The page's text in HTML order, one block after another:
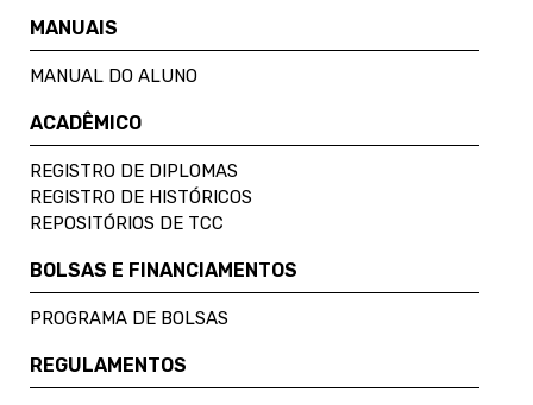
MANUAIS
MANUAL DO ALUNO
ACADÊMICO
REGISTRO DE DIPLOMAS
REGISTRO DE HISTÓRICOS
REPOSITÓRIOS DE TCC
BOLSAS E FINANCIAMENTOS
PROGRAMA DE BOLSAS
REGULAMENTOS